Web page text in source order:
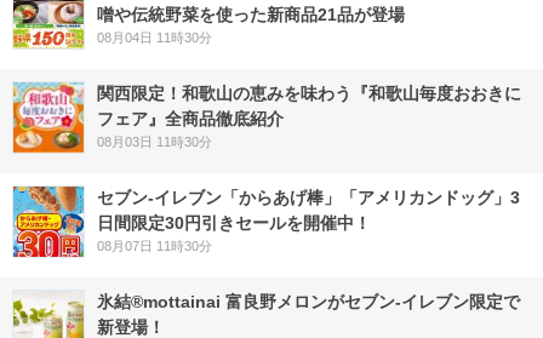
噌や伝統野菜を使った新商品21品が登場
08月04日 11時30分
関西限定！和歌山の恵みを味わう『和歌山毎度おおきに
フェア』全商品徹底紹介
08月03日 11時30分
セブン‐イレブン「からあげ棒」「アメリカンドッグ」3
日間限定30円引きセールを開催中！
08月07日 11時30分
氷結®mottainai 富良野メロンがセブン‐イレブン限定で
新登場！